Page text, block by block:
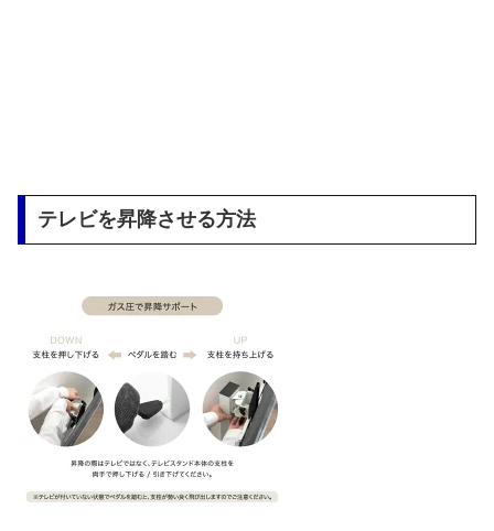
テレビを昇降させる方法